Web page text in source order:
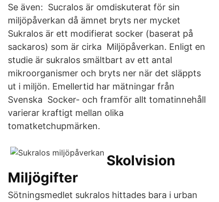
Se även: Sucralos är omdiskuterat för sin
miljöpåverkan då ämnet bryts ner mycket
Sukralos är ett modifierat socker (baserat på
sackaros) som är cirka Miljöpåverkan. Enligt en
studie är sukralos smältbart av ett antal
mikroorganismer och bryts ner när det släppts
ut i miljön. Emellertid har mätningar från
Svenska Socker- och framför allt tomatinnehåll
varierar kraftigt mellan olika
tomatketchupmärken.
Skolvision
Miljögifter
Sötningsmedlet sukralos hittades bara i urban